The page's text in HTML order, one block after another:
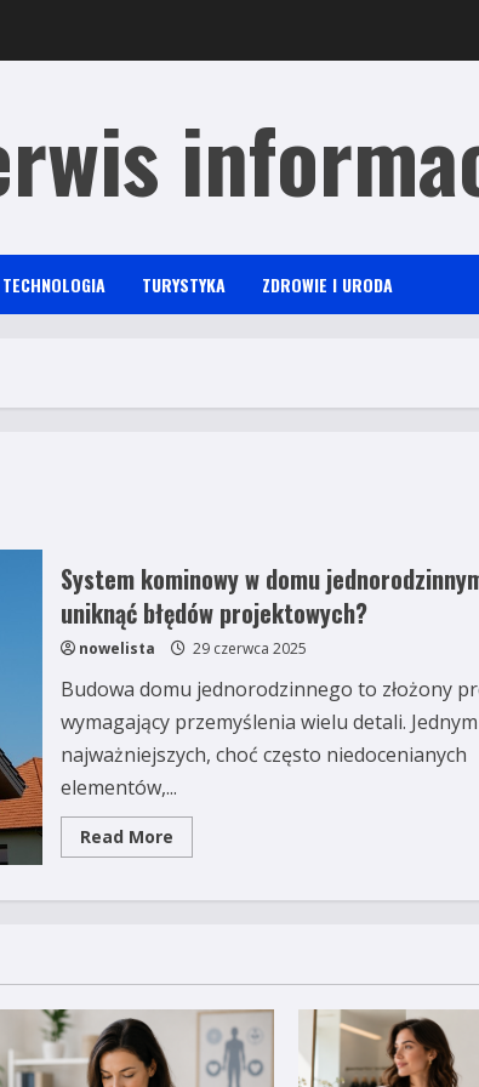
TECHNOLOGIA TURYSTYKA ZDROWIE I URODA
System kominowy w domu
uniknąć błędów projektowych?
nowelista 29 czerwca 2025
Budowa domu jednorodzinnego to złożony
wymagający przemyślenia wielu detali.
najważniejszych, choć często niedocenianych
elementów,...
Read MoreRead
more
kominowy
jak
uniknąć
błędów
projektowych?